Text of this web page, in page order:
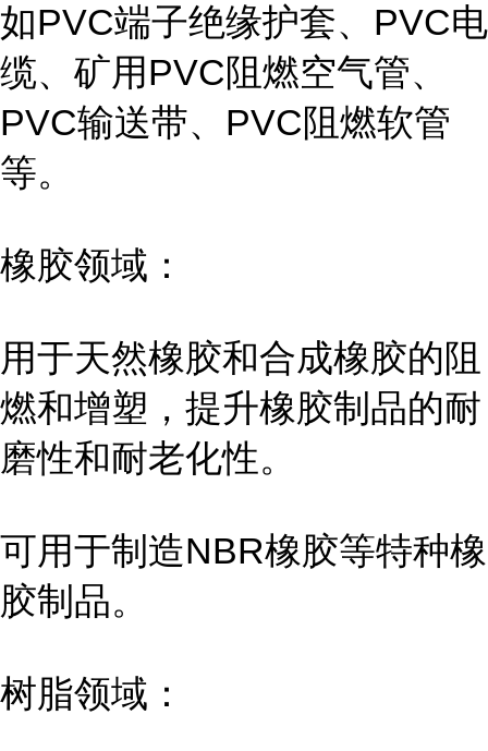
如PVC端子绝缘护套、PVC电
缆、矿用PVC阻燃空气管、
PVC输送带、PVC阻燃软管
等。
橡胶领域：
用于天然橡胶和合成橡胶的阻
燃和增塑，提升橡胶制品的耐
磨性和耐老化性。
可用于制造NBR橡胶等特种橡
胶制品。
树脂领域：